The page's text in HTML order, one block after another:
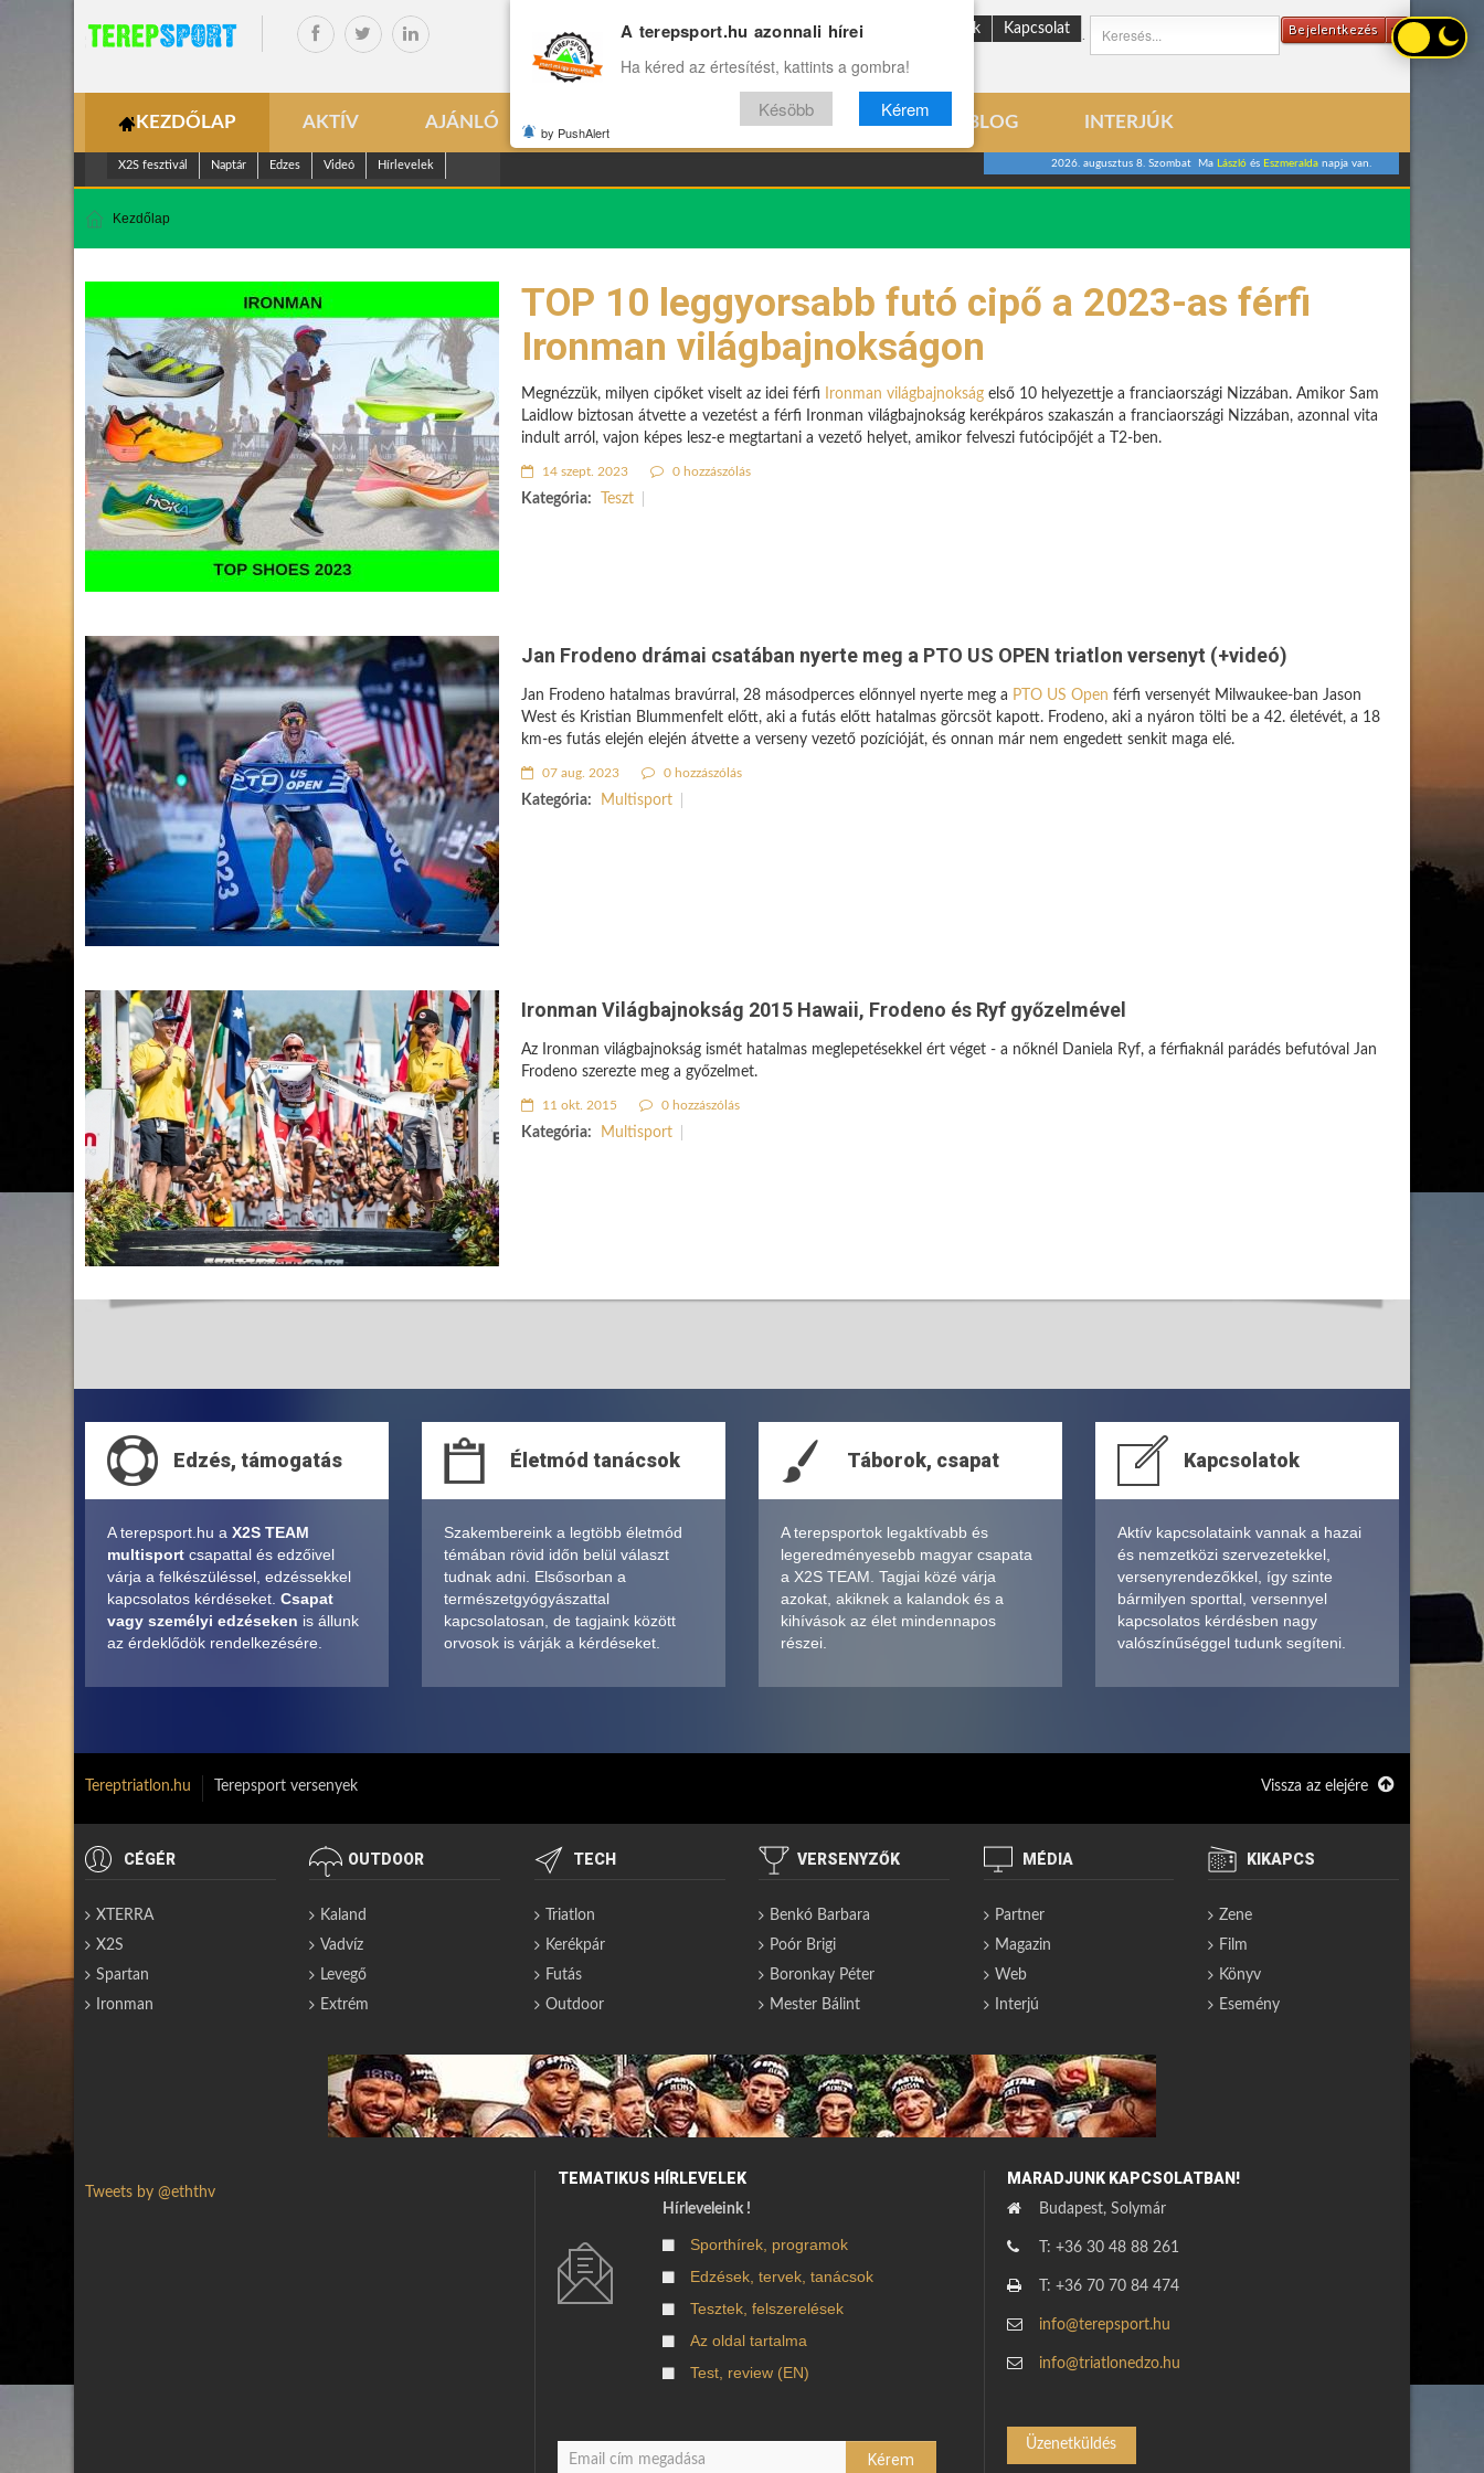
Bejelentkezés
ENG Reviews Archívum Rólunk Kapcsolat
KEZDŐLAP AKTÍV AJÁNLÓ ÉLETMÓD VILÁG BLOG INTERJÚK
X2S fesztivál Naptár Edzes Videó Hírlevelek 2026. augusztus 8. Szombat Ma Lászlóés Eszmeraldanapja van.
Kezdőlap
TOP 10 leggyorsabb futó cipő a 2023-as férfi
Ironman világbajnokságon
Megnézzük, milyen cipőket viselt az idei férfi Ironman világbajnokság első 10 helyezettje a franciaországi Nizzában. Amikor Sam
Laidlow biztosan átvette a vezetést a férfi Ironman világbajnokság kerékpáros szakaszán a franciaországi Nizzában, azonnal vita
indult arról, vajon képes lesz-e megtartani a vezető helyet, amikor felveszi futócipőjét a T2-ben.
14 szept. 2023 0 hozzászólás
Kategória: Teszt
Jan Frodeno drámai csatában nyerte meg a PTO US OPEN triatlon versenyt (+videó)
Jan Frodeno hatalmas bravúrral, 28 másodperces előnnyel nyerte meg a PTO US Open férfi versenyét Milwaukee-ban Jason
West és Kristian Blummenfelt előtt, aki a futás előtt hatalmas görcsöt kapott. Frodeno, aki a nyáron tölti be a 42. életévét, a 18
km-es futás elején elején átvette a verseny vezető pozícióját, és onnan már nem engedett senkit maga elé.
07 aug. 2023 0 hozzászólás
Kategória: Multisport
Ironman Világbajnokság 2015 Hawaii, Frodeno és Ryf győzelmével
Az Ironman világbajnokság ismét hatalmas meglepetésekkel ért véget - a nőknél Daniela Ryf, a férfiaknál parádés befutóval Jan
Frodeno szerezte meg a győzelmet.
11 okt. 2015 0 hozzászólás
Kategória: Multisport
Edzés, támogatás
A terepsport.hu a X2S TEAM
multisport csapattal és edzőivel
várja a felkészüléssel, edzéssekkel
kapcsolatos kérdéseket. Csapat
vagy személyi edzéseken is állunk
az érdeklődök rendelkezésére.
Életmód tanácsok
Szakembereink a legtöbb életmód
témában rövid időn belül választ
tudnak adni. Elsősorban a
természetgyógyászattal
kapcsolatosan, de tagjaink között
orvosok is várják a kérdéseket.
Táborok, csapat
A terepsportok legaktívabb és
legeredményesebb magyar csapata
a X2S TEAM. Tagjai közé várja
azokat, akiknek a kalandok és a
kihívások az élet mindennapos
részei.
Kapcsolatok
Aktív kapcsolataink vannak a hazai
és nemzetközi szervezetekkel,
versenyrendezőkkel, így szinte
bármilyen sporttal, versennyel
kapcsolatos kérdésben nagy
valószínűséggel tudunk segíteni.
Tereptriatlon.hu Terepsport versenyek Vissza az elejére
CÉGÉR
XTERRA
X2S
Spartan
Ironman
OUTDOOR
Kaland
Vadvíz
Levegő
Extrém
TECH
Triatlon
Kerékpár
Futás
Outdoor
VERSENYZŐK
Benkó Barbara
Poór Brigi
Boronkay Péter
Mester Bálint
MÉDIA
Partner
Magazin
Web
Interjú
KIKAPCS
Zene
Film
Könyv
Esemény
Tweets by @eththv
TEMATIKUS HÍRLEVELEK
Hírleveleink !
Sporthírek, programok
Edzések, tervek, tanácsok
Tesztek, felszerelések
Az oldal tartalma
Test, review (EN)
MARADJUNK KAPCSOLATBAN!
Budapest, Solymár
T: +36 30 48 88 261
T: +36 70 70 84 474
info@terepsport.hu
info@triatlonedzo.hu
Üzenetküldés
A terepsport.hu azonnali hírei
Ha kéred az értesítést, kattints a gombra!
Késöbb Kérem
by PushAlert